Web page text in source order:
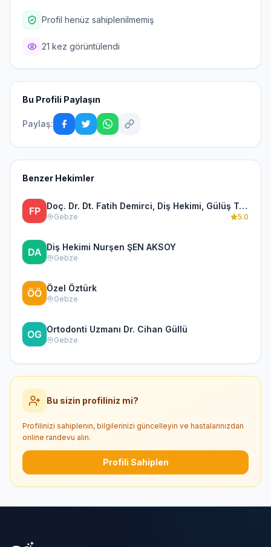
Profil henüz sahiplenilmemiş
21 kez görüntülendi
Bu Profili Paylaşın
Paylaş:
Benzer Hekimler
Doç. Dr. Dt. Fatih Demirci, Diş Hekimi, Gülüş Tasarımı, Çene Eklemi ve Protez
Gebze 5.0
Diş Hekimi Nurşen ŞEN AKSOY
Gebze
Özel Öztürk
Gebze
Ortodonti Uzmanı Dr. Cihan Güllü
Gebze
Bu sizin profiliniz mi?
Profilinizi sahiplenin, bilgilerinizi güncelleyin ve hastalarınızdan
online randevu alın.
Profili Sahiplen